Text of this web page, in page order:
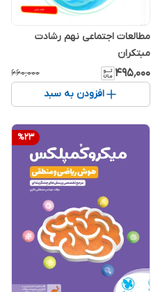
مطالعات اجتماعی نهم رشادت
مبتکران
۴۹۵٬۰۰۰ ۶۶۰٬۰۰۰
افزودن به سبد
%23